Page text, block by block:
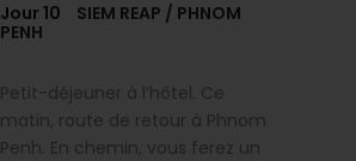
Jour 10
SIEM REAP / PHNOM
PENH
Petit-déjeuner à l’hôtel. Ce
matin, route de retour à Phnom
Penh. En chemin, vous ferez un